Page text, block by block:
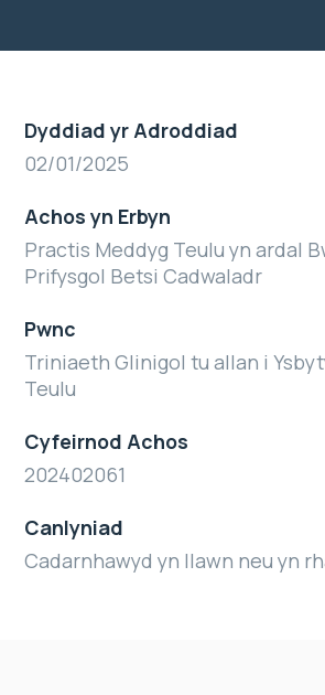
Dyddiad yr Adroddiad
02/01/2025
Achos yn Erbyn
Practis Meddyg Teulu yn ardal
Prifysgol Betsi Cadwaladr
Pwnc
Triniaeth Glinigol tu allan i
Teulu
Cyfeirnod Achos
202402061
Canlyniad
Cadarnhawyd yn llawn neu yn